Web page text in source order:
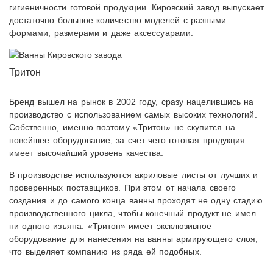
гигиеничности готовой продукции. Кировский завод выпускает
достаточно большое количество моделей с разными
формами, размерами и даже аксессуарами.
Тритон
Бренд вышел на рынок в 2002 году, сразу нацелившись на
производство с использованием самых высоких технологий.
Собственно, именно поэтому «Тритон» не скупится на
новейшее оборудование, за счет чего готовая продукция
имеет высочайший уровень качества.
В производстве используются акриловые листы от лучших и
проверенных поставщиков. При этом от начала своего
создания и до самого конца ванны проходят не одну стадию
производственного цикла, чтобы конечный продукт не имел
ни одного изъяна. «Тритон» имеет эксклюзивное
оборудование для нанесения на ванны армирующего слоя,
что выделяет компанию из ряда ей подобных.